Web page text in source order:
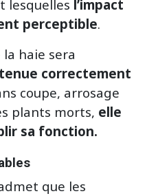
lesquelles l’impact
perceptible.
haie sera
correctement
coupe, arrosage
plants morts, elle
sa fonction.
que les